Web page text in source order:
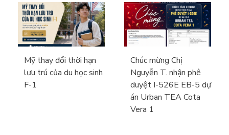
Mỹ thay đổi thời hạn
lưu trú của du học sinh
F-1
Chúc mừng Chị
Nguyễn T. nhận phê
duyệt I-526E EB-5 dự
án Urban TEA Cota
Vera 1